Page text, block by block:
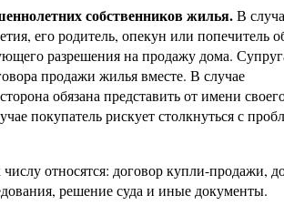
собственников жилья.В
его родитель, опекун или попечитель
разрешения на продажу дома.
продажи жилья вместе. В случае
обязана представить от имени
покупатель рискует столкнуться с
относятся: договор купли-продажи,
решение суда и иные документы.